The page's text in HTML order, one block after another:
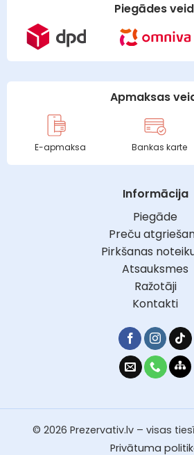
Piegādes
Apmaksas
E-apmaksa Bankas karte
Informācija
Piegāde
Preču
Pirkšanas
Atsauksmes
Ražotāji
Kontakti
© 2026 Prezervativ.lv – visas
Privātuma